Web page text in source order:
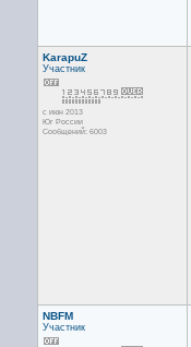
KarapuZ
Участник
с июн 2013
Юг России
Сообщений: 6003
NBFM
Участник